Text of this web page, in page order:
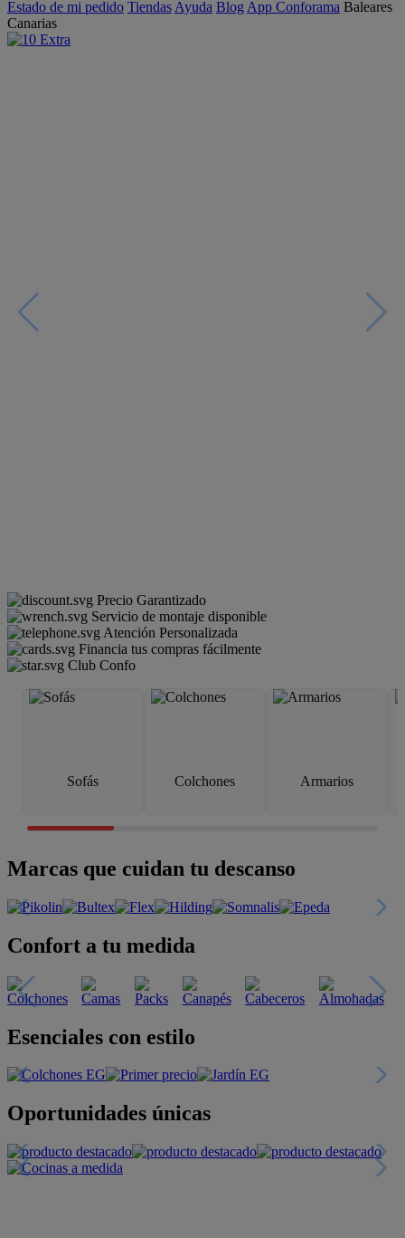
Estado de mi pedido Tiendas Ayuda Blog App Conforama Baleares
Canarias
Precio Garantizado
Servicio de montaje disponible
Atención Personalizada
Financia tus compras fácilmente
Club Confo
Sofás Colchones Armarios
Marcas que cuidan tu descanso
Confort a tu medida
Esenciales con estilo
Oportunidades únicas